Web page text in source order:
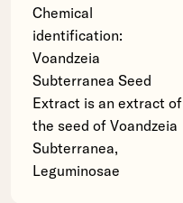
Chemical
identification:
Voandzeia
Subterranea Seed
Extract is an extract of
the seed of Voandzeia
Subterranea,
Leguminosae